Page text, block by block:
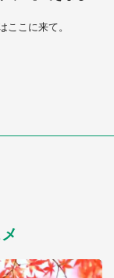
こに来て。